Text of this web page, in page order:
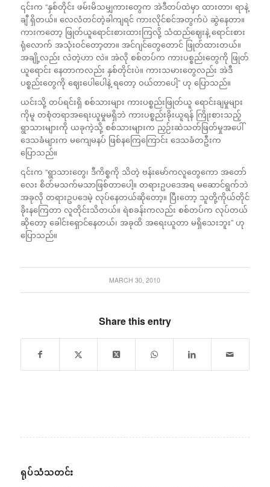
၎င်းက “နှစ်တိုင်း ဖမ်းမိသမျှကားတွေက အဲဒီတပ်ထဲမှာ ထားတာ၊ ရာနဲ့
ချီ ရှိတယ်။ လေလံတင်တဲ့ခါကျရင် ကားလိုင်စင်အတွက်ပဲ ဆွဲနေတာ။
ကားကတော့ ဖြုတ်ယူရောင်းစားထားကြလို့ သံထည်ဈေးနဲ့ ရောင်းစား
ရုံလောက် အသုံးဝင်တော့တာ။ အင်ဂျင်တွေတောင် ဖြုတ်ထားတယ်။
အချို့လည်း လဲတဲ့ဟာ လဲ။ အဲလို စစ်တပ်က ကားပစ္စည်းတွေကို ဖြုတ်
ယူရောင်း နေတာကလည်း နှစ်တိုင်းပဲ။ ကားသမားတွေလည်း အဲဒီ
ပစ္စည်းတွေကို ဈေးပေါပေါနဲ့ ရတော့ ဝယ်တာပေါ့” ဟု ပြောသည်။
ယင်းသို့ တပ်ရင်းရှိ စစ်သားများ ကားပစ္စည်းဖြုတ်ယူ ရောင်းချမှုများ
ကိုမူ တစုံတရာအရေးယူမှုမရှိဘဲ ကားပစ္စည်းခိုးယူရန် ကြိုးစားသည့်
ရွာသားများကို ယခုကဲ့သို့ စစ်သားများက ညှဉ်းဆဲသတ်ဖြတ်မှုအပေါ်
ဒေသခံများက မကျေမနပ် ဖြစ်နကြေကြောင်း ဒေသခံတဦးက
ပြောသည်။
၎င်းက “ရွာသားတွေ၊ ဒီကိစ္စကို သိတဲ့ ဗန်းမော်ကလူတွေကော အတော်
လေး စိတ်မသက်မသာဖြစ်တာပေါ့။ တရားဥပဒေအရ မဆောင်ရွက်ဘဲ
အခုလို တရားဥပဒေမဲ့ လုပ်နေတယ်ဆိုတော့။ ပြီးတော့ သူတို့ကိုယ်တိုင်
ခိုးနကြေတာ လူတိုင်းသိတယ်။ ရဲစခန်းကလည်း စစ်တပ်က လုပ်တယ်
ဆိုတော့ ခေါင်းရှောင်နေတယ်၊ အခုထိ အရေးယူတာ မရှိသေးဘူး” ဟု
ပြောသည်။
MARCH 30, 2010
Share this entry
ရုပ်သံသတင်း